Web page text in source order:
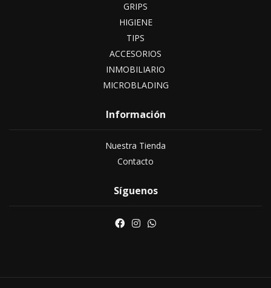
GRIPS
HIGIENE
TIPS
ACCESORIOS
INMOBILIARIO
MICROBLADING
Información
Nuestra Tienda
Contacto
Síguenos